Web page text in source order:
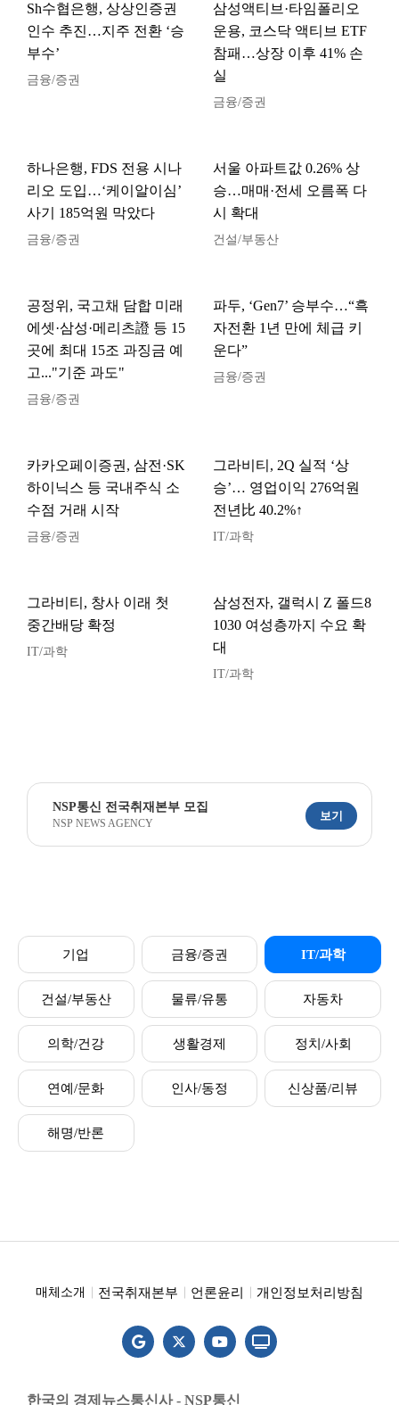
Sh수협은행, 상상인증권
인수 추진…지주 전환 ‘승
부수’
금융/증권
삼성액티브·타임폴리오
운용, 코스닥 액티브 ETF
참패…상장 이후 41% 손
실
금융/증권
하나은행, FDS 전용 시나
리오 도입…‘케이알이심’
사기 185억원 막았다
금융/증권
서울 아파트값 0.26% 상
승…매매·전세 오름폭 다
시 확대
건설/부동산
공정위, 국고채 담합 미래
에셋·삼성·메리츠證 등 15
곳에 최대 15조 과징금 예
고..."기준 과도"
금융/증권
파두, ‘Gen7’ 승부수…“흑
자전환 1년 만에 체급 키
운다”
금융/증권
카카오페이증권, 삼전·SK
하이닉스 등 국내주식 소
수점 거래 시작
금융/증권
그라비티, 2Q 실적 ‘상
승’… 영업이익 276억원
전년比 40.2%↑
IT/과학
그라비티, 창사 이래 첫
중간배당 확정
IT/과학
삼성전자, 갤럭시 Z 폴드8
1030 여성층까지 수요 확
대
IT/과학
NSP통신 전국취재본부 모집
NSP NEWS AGENCY
보기
기업 금융/증권 IT/과학
건설/부동산 물류/유통 자동차
의학/건강 생활경제 정치/사회
연예/문화 인사/동정 신상품/리뷰
해명/반론
매체소개 전국취재본부 언론윤리 개인정보처리방침
한국의 경제뉴스통신사 - NSP통신